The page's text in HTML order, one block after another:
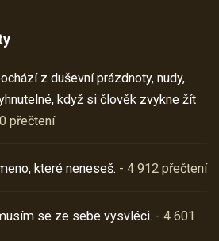
z duševní prázdnoty, nudy,
když si člověk zvykne žít
přečtení
které neneseš. - 4 912 přečtení
se ze sebe vysvléci. - 4 601